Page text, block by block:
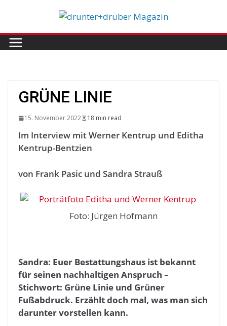
content
GRÜNE LINIE
15. November 2022 18 min read
Im Interview mitWerner Kentrup und Editha
Kentrup-Bentzien
von Frank Pasic und Sandra Strauß
Foto: Jürgen Hofmann
Sandra: Euer Bestattungshaus ist bekannt
für seinen nachhaltigen Anspruch –
Stichwort: Grüne Linie und Grüner
Fußabdruck. Erzählt doch mal, was man sich
darunter vorstellen kann.